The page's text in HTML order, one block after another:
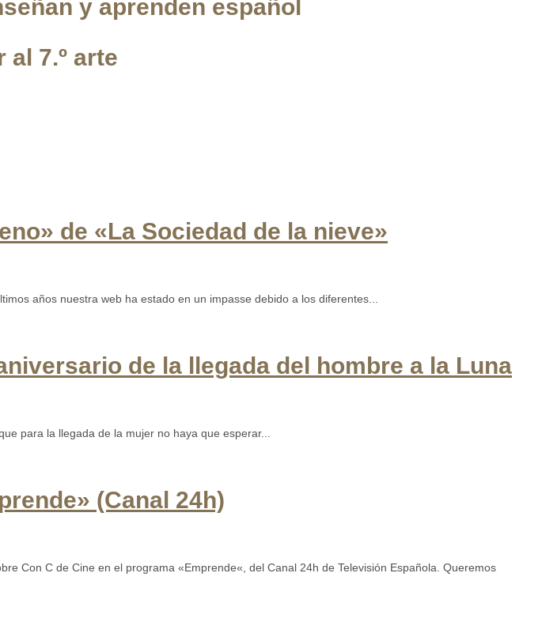
y aprenden español
al 7.º arte
de «La Sociedad de la nieve»
años nuestra web ha estado en un impasse debido a los diferentes...
de la llegada del hombre a la Luna
para la llegada de la mujer no haya que esperar...
(Canal 24h)
Con C de Cine en el programa «Emprende«, del Canal 24h de Televisión Española. Queremos